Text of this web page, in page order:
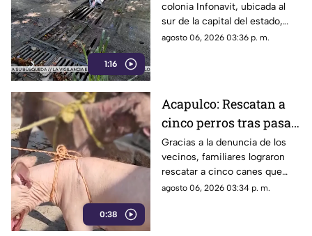
1:16
colonia Infonavit de
Chilpancingo
colonia Infonavit, ubicada al
sur de la capital del estado,
denunciaron la falta de
señalando que representa un
peligro constante ante el inicio
de la temporada de lluvias y el
próximo regreso a clases.
agosto 06, 2026 03:36 p. m.
0:38
Acapulco: Rescatan a
cinco perros tras pasar
seis días encerrados
por el fallecimiento de
su dueño
Gracias a la denuncia de los
vecinos, familiares lograron
rescatar a cinco canes que
habían quedado atrapados al
agosto 06, 2026 03:34 p. m.